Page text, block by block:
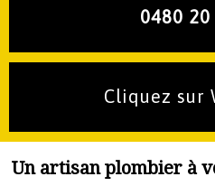
0480 20
Cliquez sur
Un artisan plombier à